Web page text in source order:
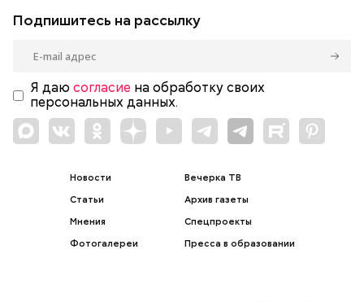
Подпишитесь на рассылку
Я даю согласие на обработку своих
персональных данных.
Новости
Статьи
Мнения
Фотогалереи
Вечерка ТВ
Архив газеты
Спецпроекты
Пресса в образовании